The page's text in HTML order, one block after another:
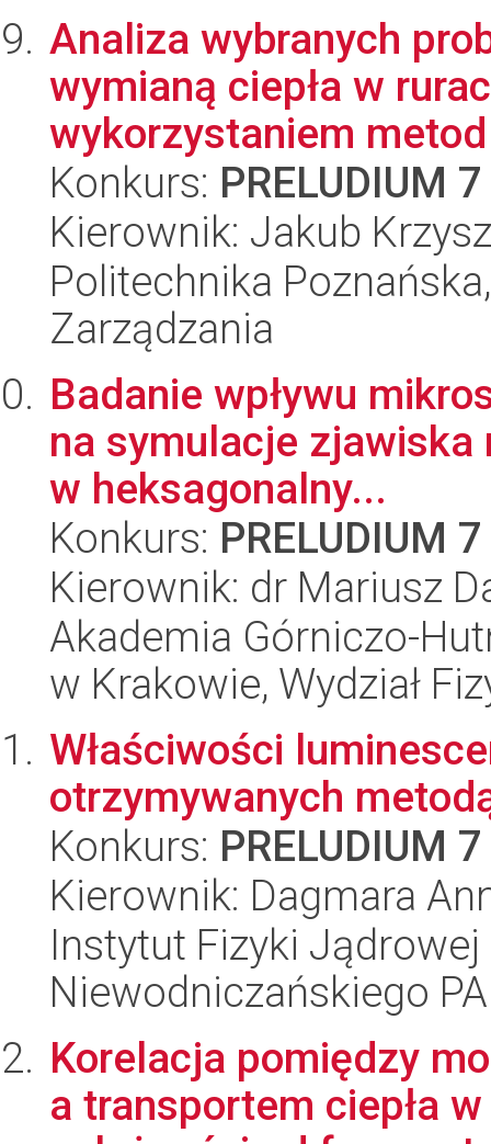
Analiza wybranych
wymianą ciepła w
wykorzystaniem
Konkurs: PRELUDIUM 7
Kierownik: Jakub
Politechnika
Zarządzania
Badanie wpływu
na symulacje
w heksagonalny...
Konkurs: PRELUDIUM 7
Kierownik: dr Mariusz
Akademia Górniczo-
w Krakowie, Wydział
Właściwości
otrzymywanych
Konkurs: PRELUDIUM 7
Kierownik: Dagmara
Instytut Fizyki
Niewodniczańskiego
Korelacja pomiędzy
a transportem ciepła